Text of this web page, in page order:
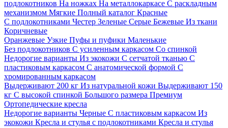
подлокотников На ножках На металлокаркасе С раскладным
механизмом Мягкие Полный каталог Красные
С подлокотниками Честер Зеленые Серые Бежевые Из ткани
Коричневые
Оранжевые Узкие Пуфы и пуфики Маленькие
Без подлокотников С усиленным каркасом Со спинкой
Недорогие варианты Из экокожи С сетчатой тканью С
пластиковым каркасом С анатомической формой С
хромированным каркасом
Выдерживают 200 кг Из натуральной кожи Выдерживают 150
кг С высокой спинкой Большого размера Премиум
Ортопедические кресла
Недорогие варианты Черные С пластиковым каркасом Из
экокожи Кресла и стулья с подлокотниками Кресла и стулья